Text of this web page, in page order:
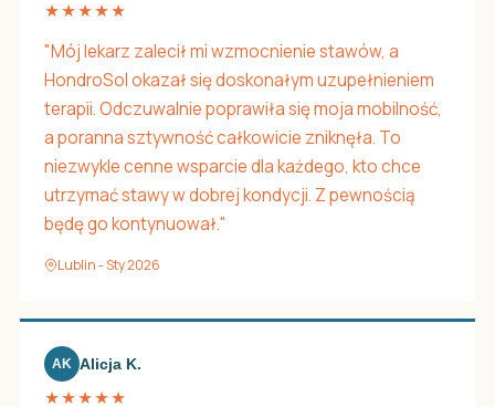
★★★★★
"Mój lekarz zalecił mi wzmocnienie stawów, a
HondroSol okazał się doskonałym uzupełnieniem
terapii. Odczuwalnie poprawiła się moja mobilność,
a poranna sztywność całkowicie zniknęła. To
niezwykle cenne wsparcie dla każdego, kto chce
utrzymać stawy w dobrej kondycji. Z pewnością
będę go kontynuował."
Lublin - Sty 2026
AK Alicja K.
★★★★★